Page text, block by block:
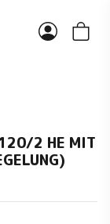
2 HE MIT